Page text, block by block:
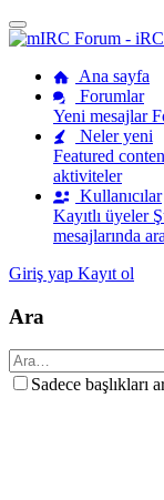
Ana sayfa
Forumlar
Yeni mesajlar
Neler yeni
Featured
aktiviteler
Kullanıcılar
Kayıtlı üyeler
mesajlarında ara
Giriş yap Kayıt ol
Ara
Sadece başlıkları